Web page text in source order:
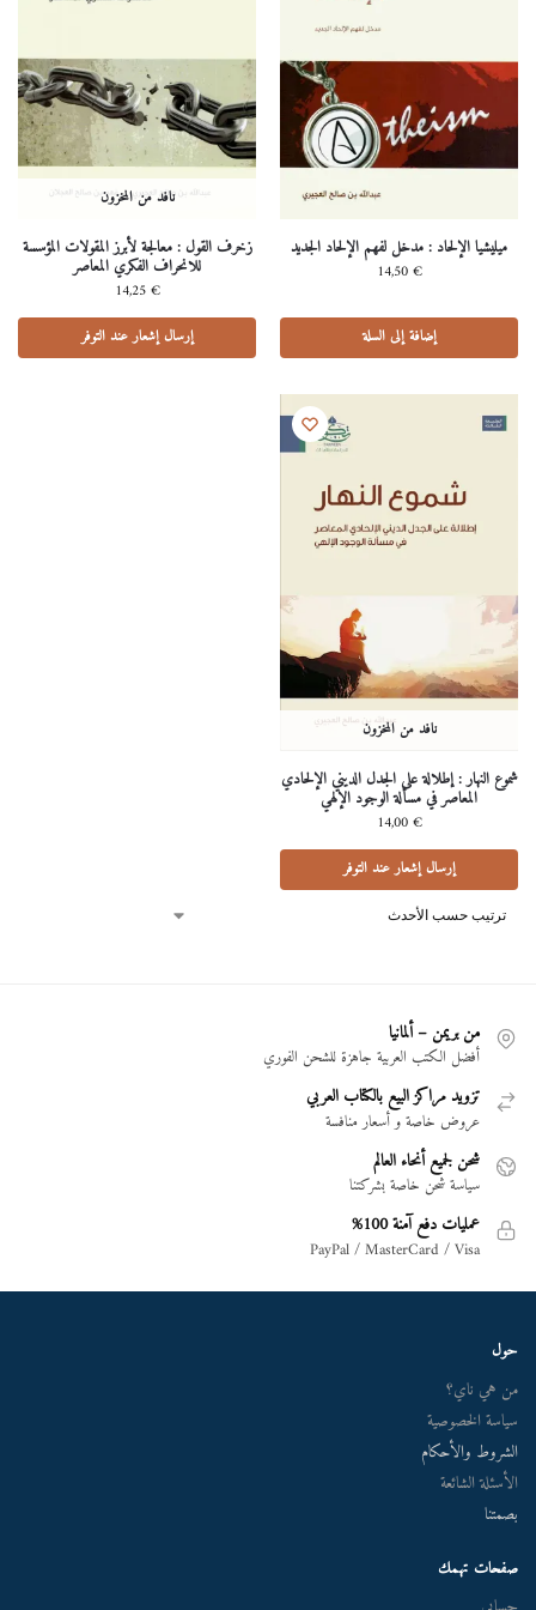
ميليشيا الإلحاد : مدخل لفهم الإلحاد الجديد
14,50€
إضافة إلى السلة
نافد من المخزون
زخرف القول : معالجة لأبرز المقولات المؤسسة
للانحراف الفكري المعاصر
14,25€
إرسال إشعار عند التوفر
نافد من المخزون
شموع النهار : إطلالة على الجدل الديني الإلحادي
المعاصر في مسألة الوجود الإلهي
14,00€
إرسال إشعار عند التوفر
من بريمن – ألمانيا
أفضل الكتب العربية جاهزة للشحن الفوري
تزويد مراكز البيع بالكتاب العربي
عروض خاصة و أسعار منافسة
شحن لجميع أنحاء العالم
سياسة شحن خاصة بشركتنا
عمليات دفع آمنة 100%
PayPal / MasterCard / Visa
حول
من هي ناي؟
سياسة الخصوصية
الشروط والأحكام
الأسئلة الشائعة
بصمتنا
صفحات تهمك